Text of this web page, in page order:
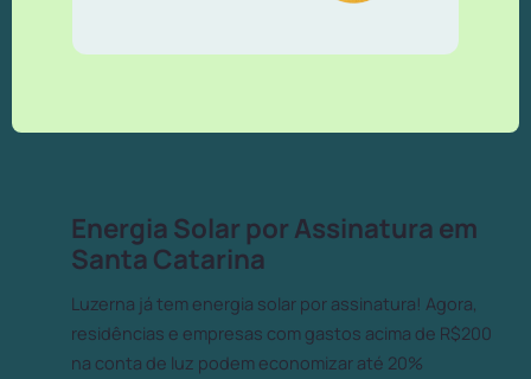
Energia Solar por Assinatura em
Santa Catarina
Luzerna já tem energia solar por assinatura! Agora,
residências e empresas com gastos acima de R$200
na conta de luz podem economizar até 20%